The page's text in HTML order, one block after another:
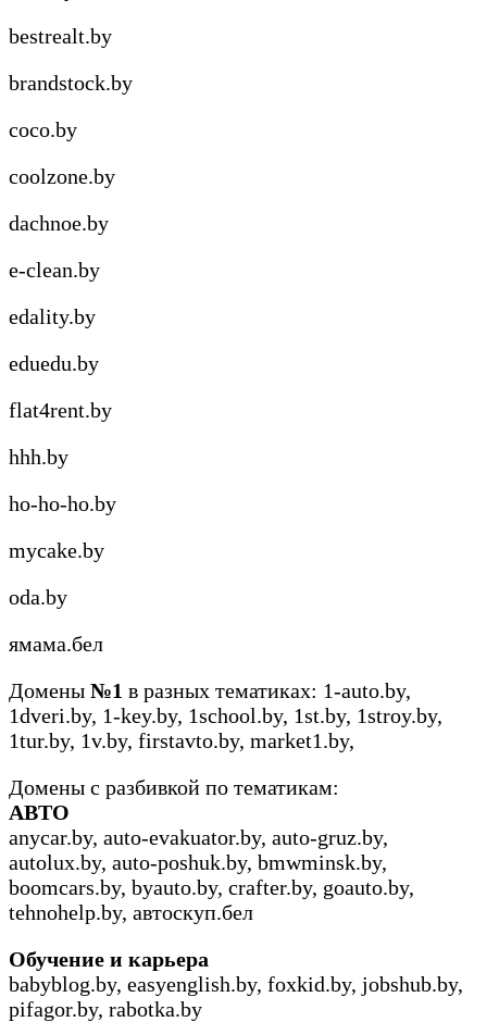
bestrealt.by
brandstock.by
coco.by
coolzone.by
dachnoe.by
e-clean.by
edality.by
eduedu.by
flat4rent.by
hhh.by
ho-ho-ho.by
mycake.by
oda.by
ямама.бел
Домены №1 в разных тематиках: 1-auto.by,
1dveri.by, 1-key.by, 1school.by, 1st.by, 1stroy.by,
1tur.by, 1v.by, firstavto.by, market1.by,
Домены с разбивкой по тематикам:
АВТО
anycar.by, auto-evakuator.by, auto-gruz.by,
autolux.by, auto-poshuk.by, bmwminsk.by,
boomcars.by, byauto.by, crafter.by, goauto.by,
tehnohelp.by, автоскуп.бел
Обучение и карьера
babyblog.by, easyenglish.by, foxkid.by, jobshub.by,
pifagor.by, rabotka.by